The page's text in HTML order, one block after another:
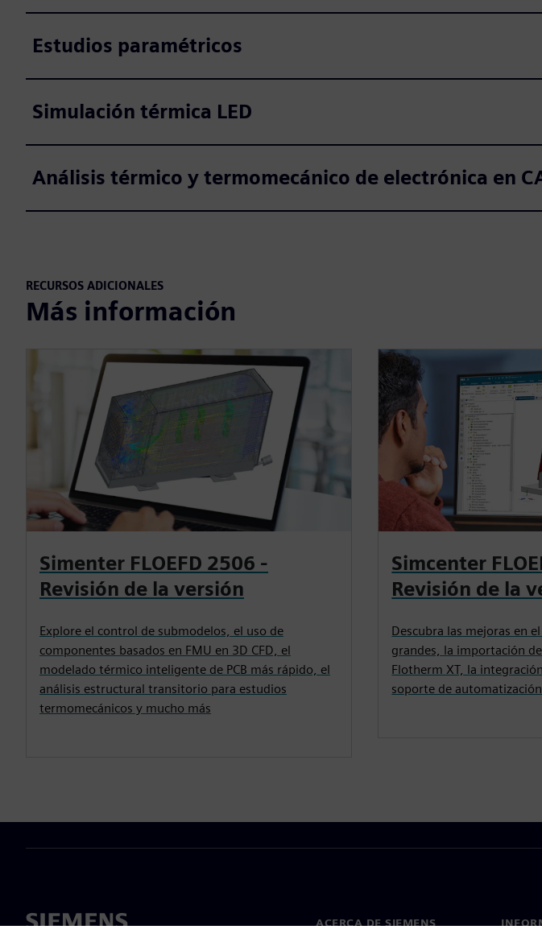
Estudios paramétricos
Simulación térmica LED
Análisis térmico y termomecánico de electrónica en
RECURSOS ADICIONALES
Más información
Simenter FLOEFD 2506 -
Revisión de la versión
Explore el control de submodelos, el uso de
componentes basados en FMU en 3D CFD, el
modelado térmico inteligente de PCB más rápido, el
análisis estructural transitorio para estudios
termomecánicos y mucho más
Simcenter
Revisión de la
Descubra las mejoras en
grandes, la importación
Flotherm XT, la
soporte de
ACERCA DE SIEMENS